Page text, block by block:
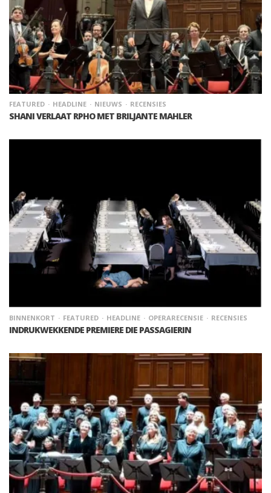
FEATURED HEADLINE NIEUWS RECENSIES
SHANI VERLAAT RPHO MET BRILJANTE MAHLER
BINNENKORT FEATURED HEADLINE OPERARECENSIE RECENSIES
INDRUKWEKKENDE PREMIERE DIE PASSAGIERIN